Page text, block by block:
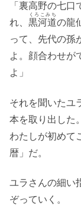
「裏高野の七
れ、 黒河道
くろこみち
の龍
って、先代の孫
よ。顔合わせが
よ」
それを聞いたユ
本を取り出した。
わたしが初めて
暦」だ。
ユラさんの細い
ぞっていく。